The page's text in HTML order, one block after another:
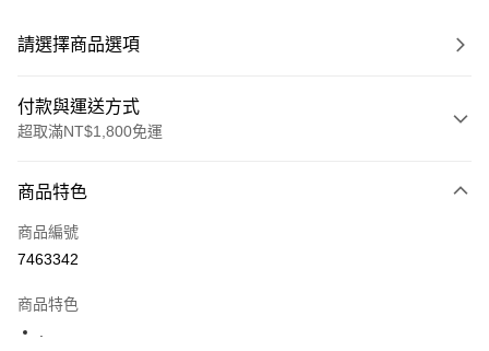
請選擇商品選項
付款與運送方式
超取滿NT$1,800免運
信用卡一次付款
超商取貨付款
商品特色
商品編號
7463342
商品特色